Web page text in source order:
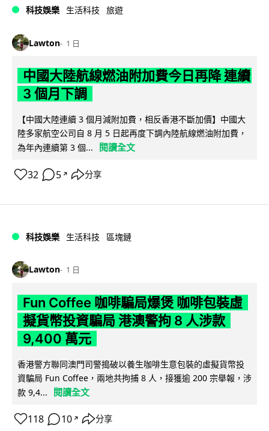
科技娛樂 生活科技 旅遊
Lawton 1 日
中國大陸航線燃油附加費今日再降 連續
3 個月下調
【中國大陸連續 3 個月減附加費，相反香港不斷加價】中國大
陸多家航空公司自 8 月 5 日起再度下調內陸航線燃油附加費，
為年內連續第 3 個...
閱讀全文
32 5 ↗ 分享
科技娛樂 生活科技 區塊鏈
Lawton 1 日
Fun Coffee 咖啡騙局爆煲 咖啡包裝虛
擬貨幣投資騙局 港澳警拘 8 人涉款
9,400 萬元
香港警方聯同澳門司警搗破以養生咖啡生意包裝的虛擬貨幣投
資騙局 Fun Coffee，兩地共拘捕 8 人，接獲逾 200 宗舉報，涉
款 9,4...
閱讀全文
118 10 ↗ 分享